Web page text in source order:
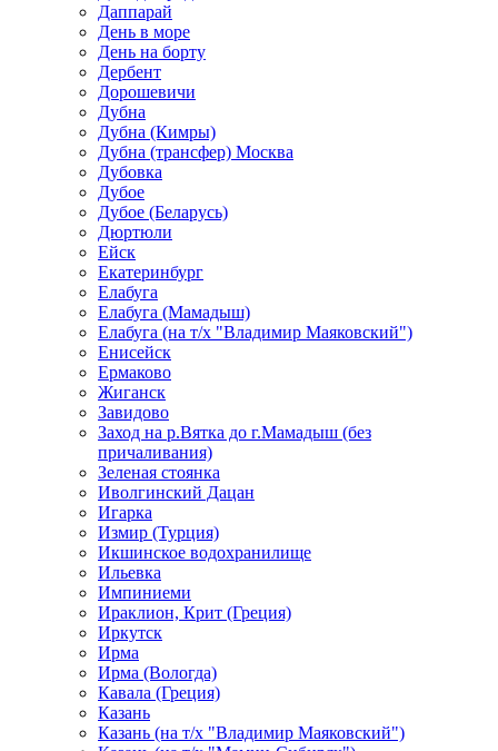
Даппарай
День в море
День на борту
Дербент
Дорошевичи
Дубна
Дубна (Кимры)
Дубна (трансфер) Москва
Дубовка
Дубое
Дубое (Беларусь)
Дюртюли
Ейск
Екатеринбург
Елабуга
Елабуга (Мамадыш)
Елабуга (на т/х "Владимир Маяковский")
Енисейск
Ермаково
Жиганск
Завидово
Заход на р.Вятка до г.Мамадыш (без
причаливания)
Зеленая стоянка
Иволгинский Дацан
Игарка
Измир (Турция)
Икшинское водохранилище
Ильевка
Импиниеми
Ираклион, Крит (Греция)
Иркутск
Ирма
Ирма (Вологда)
Кавала (Греция)
Казань
Казань (на т/х "Владимир Маяковский")